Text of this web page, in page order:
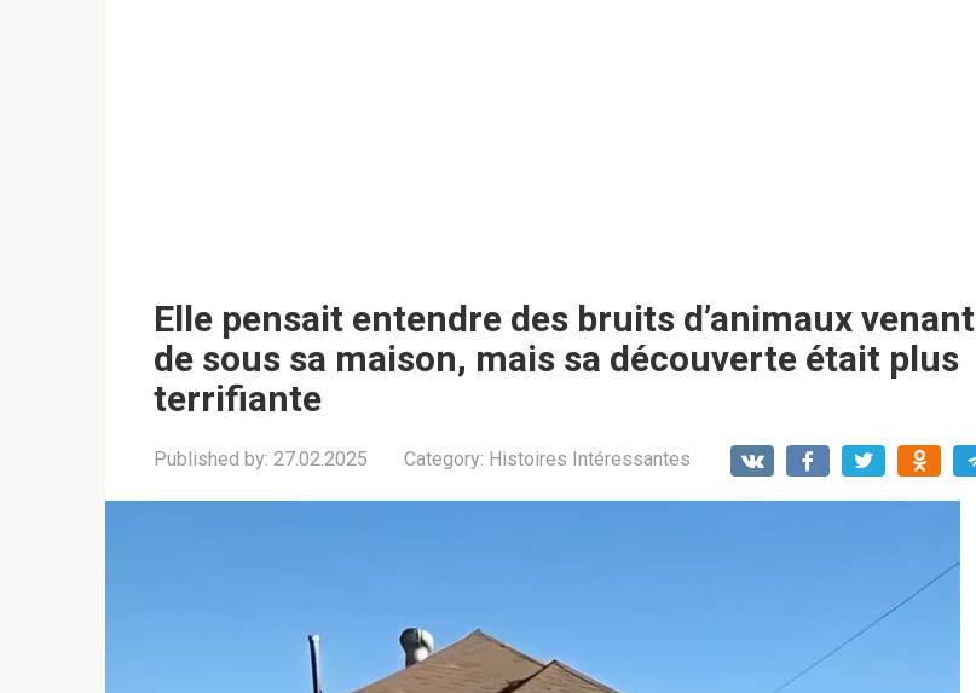
Elle pensait entendre des bruits d’animaux venant
de sous sa maison, mais sa découverte était plus
terrifiante
Published by: 27.02.2025 Category: Histoires Intéressantes